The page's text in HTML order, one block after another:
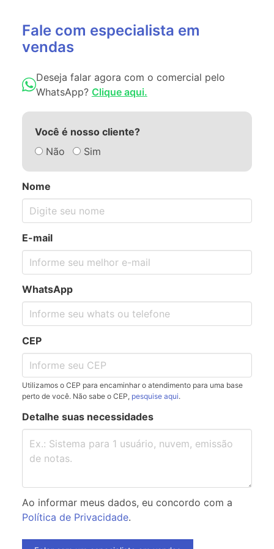
Fale com especialista em
vendas
Deseja falar agora com o comercial pelo
WhatsApp? Clique aqui.
Você é nosso cliente?
Não
Sim
Nome
E-mail
WhatsApp
CEP
Utilizamos o CEP para encaminhar o atendimento para uma base
perto de você. Não sabe o CEP, pesquise aqui.
Detalhe suas necessidades
Ao informar meus dados, eu concordo com a
Política de Privacidade.